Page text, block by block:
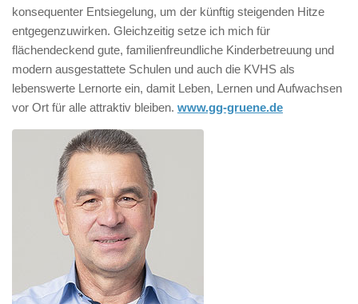
konsequenter Entsiegelung, um der künftig steigenden Hitze
entgegenzuwirken. Gleichzeitig setze ich mich für
flächendeckend gute, familienfreundliche Kinderbetreuung und
modern ausgestattete Schulen und auch die KVHS als
lebenswerte Lernorte ein, damit Leben, Lernen und Aufwachsen
vor Ort für alle attraktiv bleiben. www.gg-gruene.de